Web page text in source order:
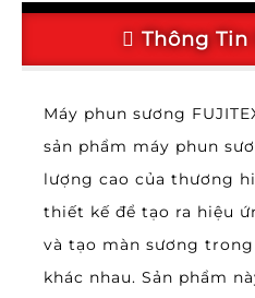
Thông Tin
Máy phun sương
sản phẩm máy phun
lượng cao của thương
thiết kế để tạo ra hiệu
và tạo màn sương
khác nhau. Sản phẩm